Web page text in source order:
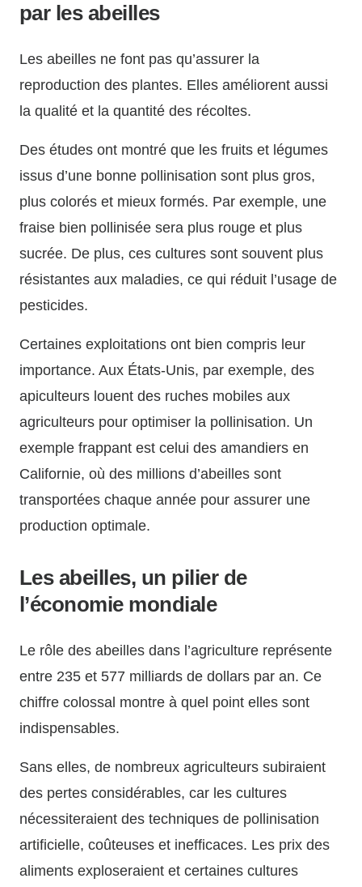
par les abeilles
Les abeilles ne font pas qu’assurer la
reproduction des plantes. Elles améliorent aussi
la qualité et la quantité des récoltes.
Des études ont montré que les fruits et légumes
issus d’une bonne pollinisation sont plus gros,
plus colorés et mieux formés. Par exemple, une
fraise bien pollinisée sera plus rouge et plus
sucrée. De plus, ces cultures sont souvent plus
résistantes aux maladies, ce qui réduit l’usage de
pesticides.
Certaines exploitations ont bien compris leur
importance. Aux États-Unis, par exemple, des
apiculteurs louent des ruches mobiles aux
agriculteurs pour optimiser la pollinisation. Un
exemple frappant est celui des amandiers en
Californie, où des millions d’abeilles sont
transportées chaque année pour assurer une
production optimale.
Les abeilles, un pilier de
l’économie mondiale
Le rôle des abeilles dans l’agriculture représente
entre 235 et 577 milliards de dollars par an. Ce
chiffre colossal montre à quel point elles sont
indispensables.
Sans elles, de nombreux agriculteurs subiraient
des pertes considérables, car les cultures
nécessiteraient des techniques de pollinisation
artificielle, coûteuses et inefficaces. Les prix des
aliments exploseraient et certaines cultures